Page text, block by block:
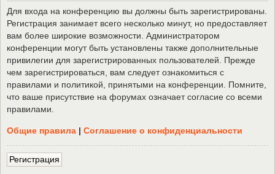
Для входа на конференцию вы должны быть зарегистрированы.
Регистрация занимает всего несколько минут, но предоставляет
вам более широкие возможности. Администратором
конференции могут быть установлены также дополнительные
привилегии для зарегистрированных пользователей. Прежде
чем зарегистрироваться, вам следует ознакомиться с
правилами и политикой, принятыми на конференции. Помните,
что ваше присутствие на форумах означает согласие со всеми
правилами.
Общие правила | Соглашение о конфиденциальности
Регистрация